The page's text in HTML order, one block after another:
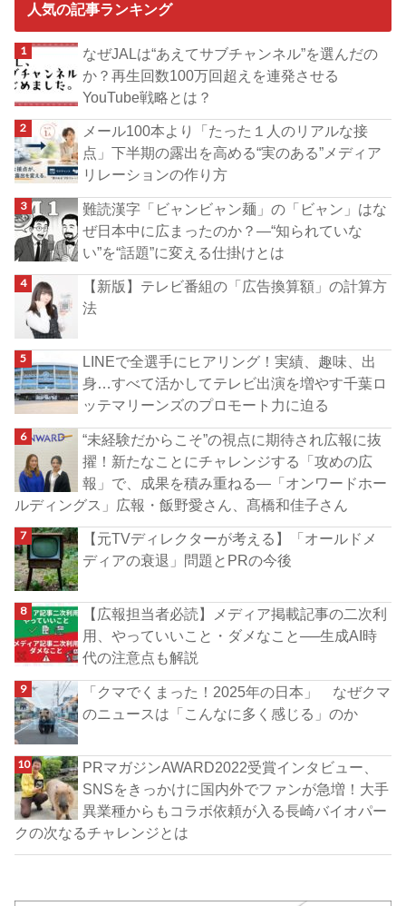
人気の記事ランキング
なぜJALは“あえてサブチャンネル”を選んだの
か？再生回数100万回超えを連発させる
YouTube戦略とは？
メール100本より「たった１人のリアルな接
点」下半期の露出を高める“実のある”メディア
リレーションの作り方
難読漢字「ビャンビャン麺」の「ビャン」はな
ぜ日本中に広まったのか？―“知られていな
い”を“話題”に変える仕掛けとは
【新版】テレビ番組の「広告換算額」の計算方
法
LINEで全選手にヒアリング！実績、趣味、出
身…すべて活かしてテレビ出演を増やす千葉ロ
ッテマリーンズのプロモート力に迫る
“未経験だからこそ”の視点に期待され広報に抜
擢！新たなことにチャレンジする「攻めの広
報」で、成果を積み重ねる―「オンワードホー
ルディングス」広報・飯野愛さん、髙橋和佳子さん
【元TVディレクターが考える】「オールドメ
ディアの衰退」問題とPRの今後
【広報担当者必読】メディア掲載記事の二次利
用、やっていいこと・ダメなこと──生成AI時
代の注意点も解説
「クマでくまった！2025年の日本」 なぜクマ
のニュースは「こんなに多く感じる」のか
PRマガジンAWARD2022受賞インタビュー、
SNSをきっかけに国内外でファンが急増！大手
異業種からもコラボ依頼が入る長崎バイオパー
クの次なるチャレンジとは